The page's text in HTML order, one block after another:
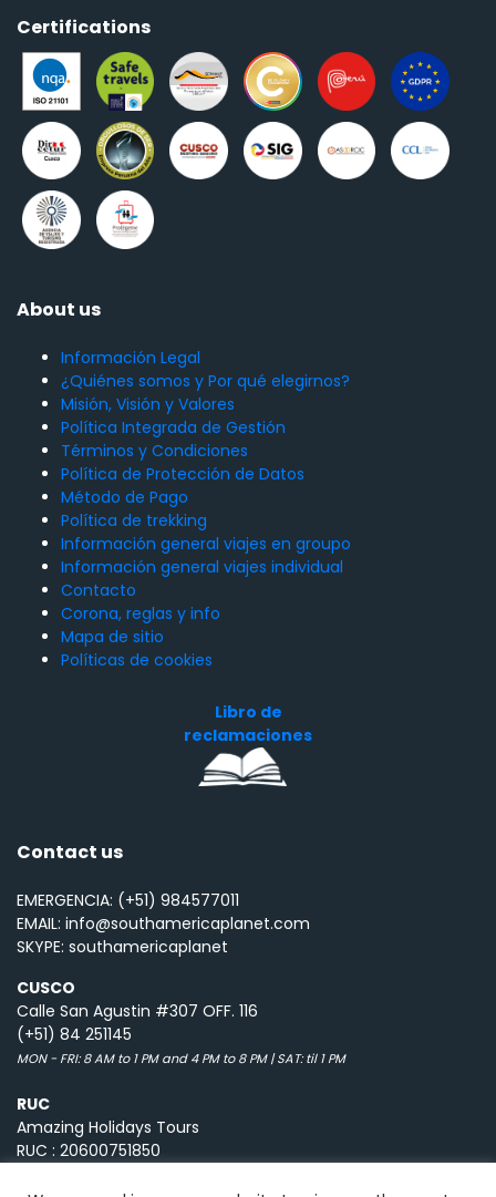
Certifications
About us
Información Legal
¿Quiénes somos y Por qué elegirnos?
Misión, Visión y Valores
Política Integrada de Gestión
Términos y Condiciones
Política de Protección de Datos
Método de Pago
Política de trekking
Información general viajes en groupo
Información general viajes individual
Contacto
Corona, reglas y info
Mapa de sitio
Políticas de cookies
Libro de
reclamaciones
Contact us
EMERGENCIA: (+51) 984577011
EMAIL: info@southamericaplanet.com
SKYPE: southamericaplanet
CUSCO
Calle San Agustin #307 OFF. 116
(+51) 84 251145
MON - FRI: 8 AM to 1 PM and 4 PM to 8 PM | SAT: til 1 PM
RUC
Amazing Holidays Tours
RUC : 20600751850